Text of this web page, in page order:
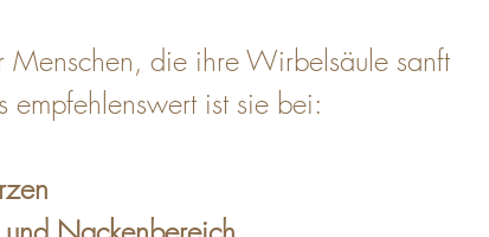
Menschen, die ihre Wirbelsäule sanft
empfehlenswert ist sie bei: